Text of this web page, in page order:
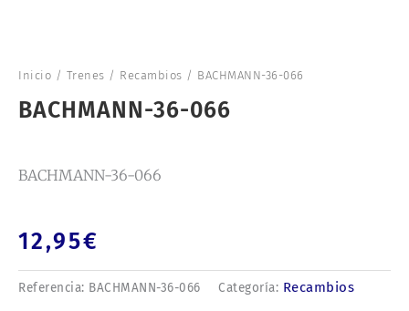
Inicio / Trenes / Recambios / BACHMANN-36-066
BACHMANN-36-066
BACHMANN-36-066
12,95€
Referencia: BACHMANN-36-066 Categoría: Recambios